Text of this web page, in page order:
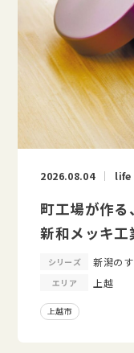
2026.08.04 life
町工場が作る
新和メッキ工
シリーズ 新潟の
エリア 上越
上越市